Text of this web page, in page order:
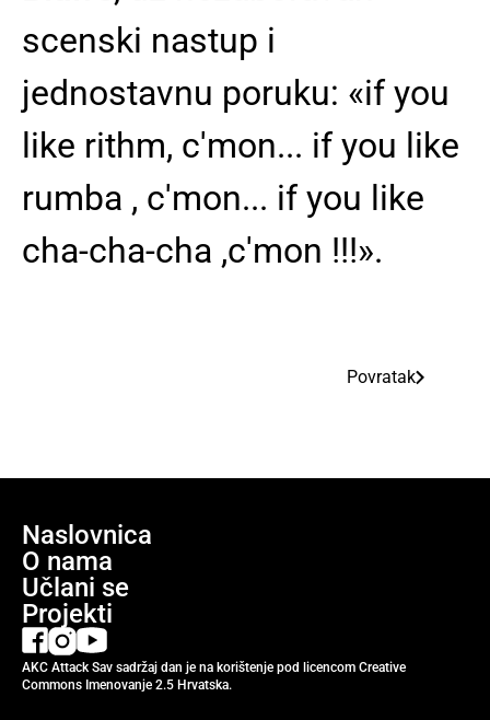
scenski nastup i
jednostavnu poruku: «if you
like rithm, c'mon... if you like
rumba , c'mon... if you like
cha-cha-cha ,c'mon !!!».
Povratak
Naslovnica
O nama
Učlani se
Projekti
AKC Attack Sav sadržaj dan je na korištenje pod licencom Creative
Commons Imenovanje 2.5 Hrvatska.